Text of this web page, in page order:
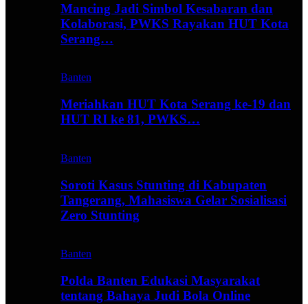
Mancing Jadi Simbol Kesabaran dan
Kolaborasi, PWKS Rayakan HUT Kota
Serang…
Banten
Meriahkan HUT Kota Serang ke-19 dan
HUT RI ke 81, PWKS…
Banten
Soroti Kasus Stunting di Kabupaten
Tangerang, Mahasiswa Gelar Sosialisasi
Zero Stunting
Banten
Polda Banten Edukasi Masyarakat
tentang Bahaya Judi Bola Online